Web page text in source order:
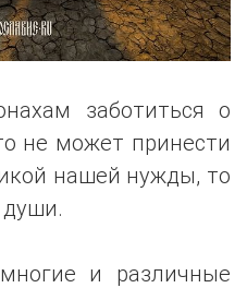
заботиться о
не может принести
нашей нужды, то
души.
и различные